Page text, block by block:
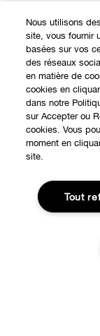
EXPÉRIENCE
Nous utilisons
site, vous fournir
basées sur vos
des réseaux
en matière de
cookies en
dans notre
sur Accepter ou
cookies. Vous
moment en
site.
Tout